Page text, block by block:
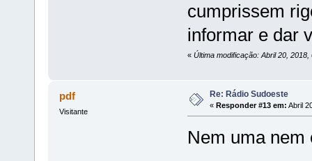
cumprissem
informar e dar
« Última modificação: Abril 20,
pdf
Visitante
Re: Rádio Sudoeste
« Responder #13 em: Abril
Nem uma nem